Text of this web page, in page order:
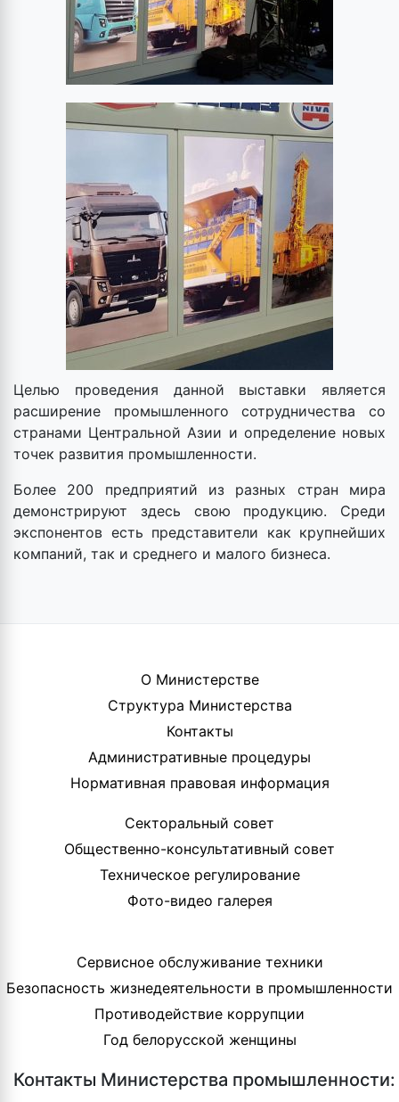
Целью проведения данной выставки является
расширение промышленного сотрудничества со
странами Центральной Азии и определение новых
точек развития промышленности.
Более 200 предприятий из разных стран мира
демонстрируют здесь свою продукцию. Среди
экспонентов есть представители как крупнейших
компаний, так и среднего и малого бизнеса.
О Министерстве
Структура Министерства
Контакты
Административные процедуры
Нормативная правовая информация
Секторальный совет
Общественно-консультативный совет
Техническое регулирование
Фото-видео галерея
Сервисное обслуживание техники
Безопасность жизнедеятельности в промышленности
Противодействие коррупции
Год белорусской женщины
Контакты Министерства промышленности: